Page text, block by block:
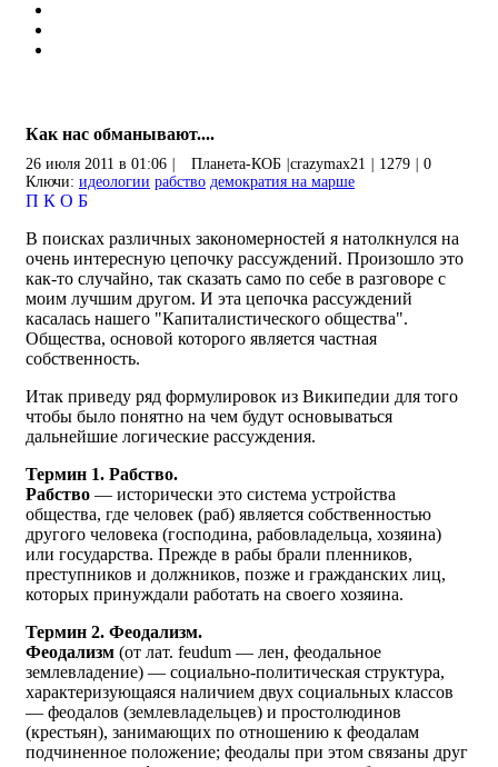
Как нас обманывают....
26 июля 2011 в 01:06 Планета-КОБ crazymax21 1279
0
Ключи: идеологии рабство демократия на марше
П К О Б
В поисках различных закономерностей я натолкнулся на
очень интересную цепочку рассуждений. Произошло это
как-то случайно, так сказать само по себе в разговоре с
моим лучшим другом. И эта цепочка рассуждений
касалась нашего "Капиталистического общества".
Общества, основой которого является частная
собственность.
Итак приведу ряд формулировок из Википедии для того
чтобы было понятно на чем будут основываться
дальнейшие логические рассуждения.
Термин 1. Рабство.
Рабство — исторически это система устройства
общества, где человек (раб) является собственностью
другого человека (господина, рабовладельца, хозяина)
или государства. Прежде в рабы брали пленников,
преступников и должников, позже и гражданских лиц,
которых принуждали работать на своего хозяина.
Термин 2. Феодализм.
Феодализм (от лат. feudum — лен, феодальное
землевладение) — социально-политическая структура,
характеризующаяся наличием двух социальных классов
— феодалов (землевладельцев) и простолюдинов
(крестьян), занимающих по отношению к феодалам
подчиненное положение; феодалы при этом связаны друг